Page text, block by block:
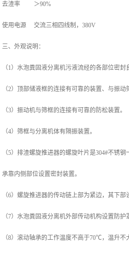
去渣率 ＞90%
使用电源 交流三相四线制，380V
三、外观说明：
（1）水泡粪固液分离机污液流经的各部位密封
（2）顶部储液框的连接有可靠的装置、与振动
（3）振动机与筛框的连接有可靠的防松装置。
（4）筛框与分离机体有隔振装置。
（5）排渣螺旋推进器的螺旋叶片是304#不锈
承靠内侧部位设置密封装置。
（6）螺旋推进器的传动链上部为紧边，其下部
（7）水泡粪固液分离机外部传动机构设置防护
（8）滚动轴承的工作温度不高于70℃，温升不